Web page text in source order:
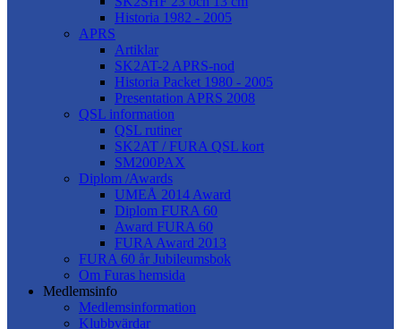
Historia 1982 - 2005
APRS
Artiklar
SK2AT-2 APRS-nod
Historia Packet 1980 - 2005
Presentation APRS 2008
QSL information
QSL rutiner
SK2AT / FURA QSL kort
SM200PAX
Diplom /Awards
UMEÅ 2014 Award
Diplom FURA 60
Award FURA 60
FURA Award 2013
FURA 60 år Jubileumsbok
Om Furas hemsida
Medlemsinfo
Medlemsinformation
Klubbvärdar